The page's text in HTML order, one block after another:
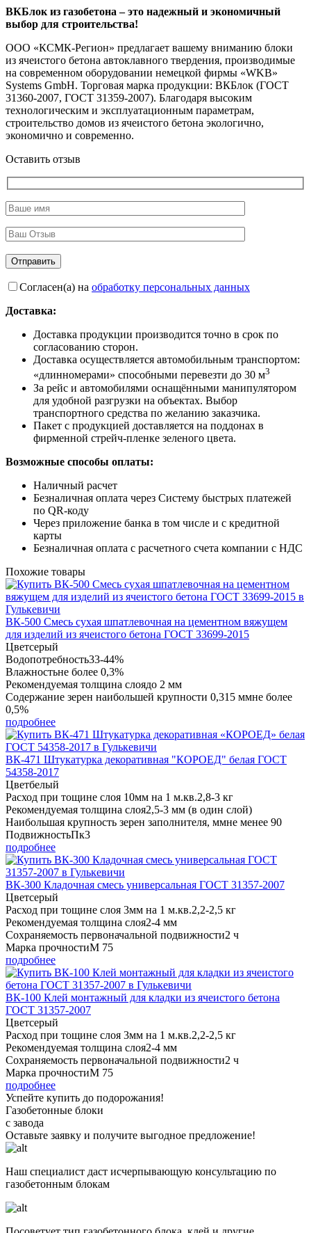
ВКБлок из газобетона – это надежный и экономичный
выбор для строительства!
ООО «КСМК-Регион» предлагает вашему вниманию блоки
из ячеистого бетона автоклавного твердения, производимые
на современном оборудовании немецкой фирмы «WKВ»
Systems GmbH. Торговая марка продукции: ВКБлок (ГОСТ
31360-2007, ГОСТ 31359-2007). Благодаря высоким
технологическим и эксплуатационным параметрам,
строительство домов из ячеистого бетона экологично,
экономично и современно.
Оставить отзыв
Согласен(а) на обработку персональных данных
Доставка:
Доставка продукции производится точно в срок по
согласованию сторон.
Доставка осуществляется автомобильным транспортом:
«длинномерами» способными перевезти до 30 м3
За рейс и автомобилями оснащёнными манипулятором
для удобной разгрузки на объектах. Выбор
транспортного средства по желанию заказчика.
Пакет с продукцией доставляется на поддонах в
фирменной стрейч-пленке зеленого цвета.
Возможные способы оплаты:
Наличный расчет
Безналичная оплата через Систему быстрых платежей
по QR-коду
Через приложение банка в том числе и с кредитной
карты
Безналичная оплата с расчетного счета компании с НДС
Похожие товары
ВК-500 Смесь сухая шпатлевочная на цементном вяжущем
для изделий из ячеистого бетона ГОСТ 33699-2015
Цветсерый
Водопотребность33-44%
Влажностьне более 0,3%
Рекомендуемая толщина слоядо 2 мм
Содержание зерен наибольшей крупности 0,315 ммне более
0,5%
подробнее
ВК-471 Штукатурка декоративная "КОРОЕД" белая ГОСТ
54358-2017
Цветбелый
Расход при тощине слоя 10мм на 1 м.кв.2,8-3 кг
Рекомендуемая толщина слоя2,5-3 мм (в один слой)
Наибольшая крупность зерен заполнителя, ммне менее 90
ПодвижностьПк3
подробнее
ВК-300 Кладочная смесь универсальная ГОСТ 31357-2007
Цветсерый
Расход при тощине слоя 3мм на 1 м.кв.2,2-2,5 кг
Рекомендуемая толщина слоя2-4 мм
Сохраняемость первоначальной подвижности2 ч
Марка прочностиМ 75
подробнее
ВК-100 Клей монтажный для кладки из ячеистого бетона
ГОСТ 31357-2007
Цветсерый
Расход при тощине слоя 3мм на 1 м.кв.2,2-2,5 кг
Рекомендуемая толщина слоя2-4 мм
Сохраняемость первоначальной подвижности2 ч
Марка прочностиМ 75
подробнее
Успейте купить до подорожания!
Газобетонные блоки
с завода
Оставьте заявку и получите выгодное предложение!
Наш специалист даст исчерпывающую консультацию по
газобетонным блокам